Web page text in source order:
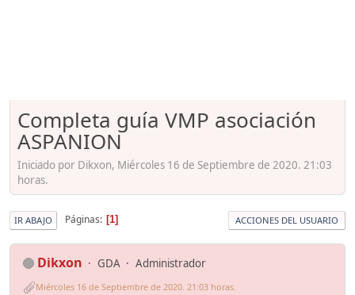
Completa guía VMP asociación
ASPANION
Iniciado por Dikxon, Miércoles 16 de Septiembre de 2020. 21:03
horas.
IR ABAJO Páginas 1 ACCIONES DEL USUARIO
Dikxon GDA Administrador
Miércoles 16 de Septiembre de 2020. 21:03 horas.